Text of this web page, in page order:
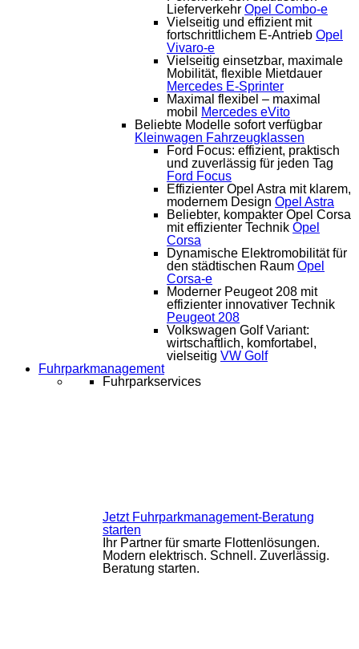
Lieferverkehr Opel Combo-e
Vielseitig und effizient mit
fortschrittlichem E-Antrieb Opel
Vivaro-e
Vielseitig einsetzbar, maximale
Mobilität, flexible Mietdauer
Mercedes E-Sprinter
Maximal flexibel – maximal
mobil
Mercedes eVito
Beliebte Modelle sofort verfügbar
Kleinwagen Fahrzeugklassen
Ford Focus: effizient, praktisch
und zuverlässig für jeden Tag
Ford Focus
Effizienter Opel Astra mit klarem,
modernem Design Opel Astra
Beliebter, kompakter Opel Corsa
mit effizienter Technik Opel
Corsa
Dynamische Elektromobilität für
den städtischen Raum Opel
Corsa-e
Moderner Peugeot 208 mit
effizienter innovativer Technik
Peugeot 208
Volkswagen Golf Variant:
wirtschaftlich, komfortabel,
vielseitig VW Golf
Fuhrparkmanagement
Fuhrparkservices
Jetzt Fuhrparkmanagement-Beratung
starten
Ihr Partner für smarte Flottenlösungen.
Modern elektrisch. Schnell. Zuverlässig.
Beratung starten.